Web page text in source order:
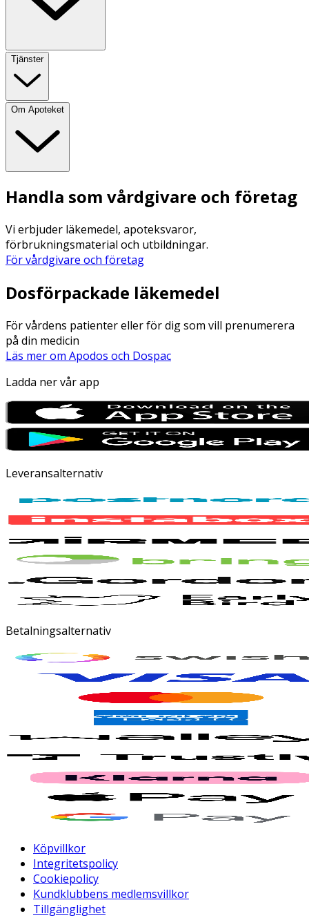
Tjänster
Om Apoteket
Handla som vårdgivare och företag
Vi erbjuder läkemedel, apoteksvaror,
förbrukningsmaterial och utbildningar.
För vårdgivare och företag
Dosförpackade läkemedel
För vårdens patienter eller för dig som vill prenumerera
på din medicin
Läs mer om Apodos och Dospac
Ladda ner vår app
Leveransalternativ
Betalningsalternativ
Köpvillkor
Integritetspolicy
Cookiepolicy
Kundklubbens medlemsvillkor
Tillgänglighet